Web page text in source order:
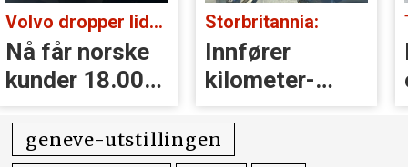
Volvo dropper lidar for godt:
Nå får norske
kunder 18.000
kr i erstatning
Storbritannia:
Innfører
kilometer­
avgift for
elbiler
geneve-utstillingen